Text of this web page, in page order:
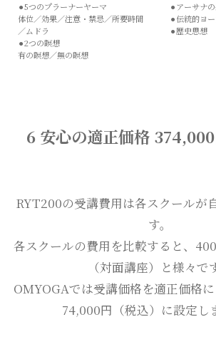
⚫︎5つのプラーナーヤーマ
体位／効果／注意・禁忌／所要時間
／ムドラ
⚫︎2つの瞑想
有の瞑想／無の瞑想
⚫︎アーサナ
⚫︎伝統的ヨ
⚫︎歴史思想
6 安心の適正価格 374,000
RYT200の受講費用は各スクールが
す。
各スクールの費用を比較すると、
（対面講座）と様々で
OMYOGAでは受講価格を適正価格
74,000円（税込）に設定し